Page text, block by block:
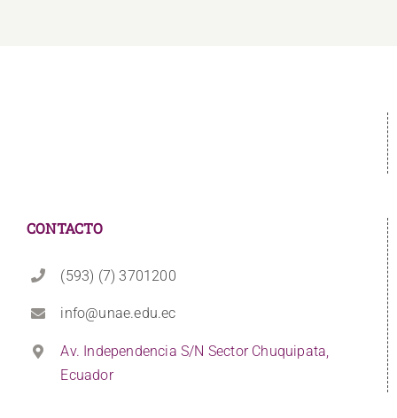
CONTACTO
(593) (7) 3701200
info@unae.edu.ec
Av. Independencia S/N Sector Chuquipata,
Ecuador